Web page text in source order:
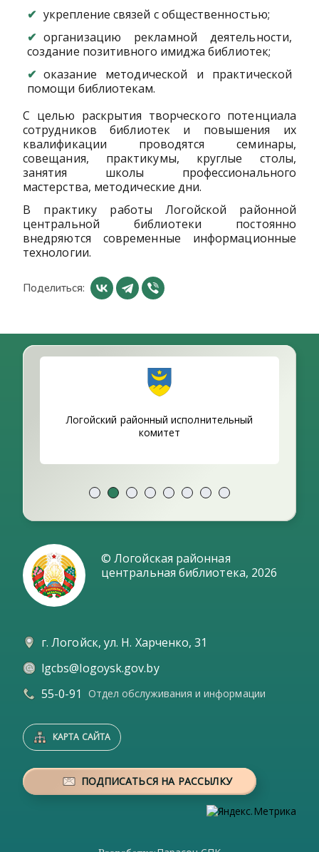
укрепление связей с общественностью;
организацию рекламной деятельности,
создание позитивного имиджа библиотек;
оказание методической и практической
помощи библиотекам.
С целью раскрытия творческого потенциала
сотрудников библиотек и повышения их
квалификации проводятся семинары,
совещания, практикумы, круглые столы,
занятия школы профессионального
мастерства, методические дни.
В практику работы Логойской районной
центральной библиотеки постоянно
внедряются современные информационные
технологии.
Поделиться:
Логойский районный исполнительный
комитет
© Логойская районная
центральная библиотека, 2026
г. Логойск, ул. Н. Харченко, 31
lgcbs@logoysk.gov.by
55-0-91
Отдел обслуживания и информации
КАРТА САЙТА
ПОДПИСАТЬСЯ НА РАССЫЛКУ